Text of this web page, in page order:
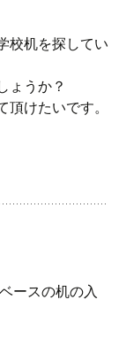
校机を探してい
ょうか？
頂けたいです。
ースの机の入